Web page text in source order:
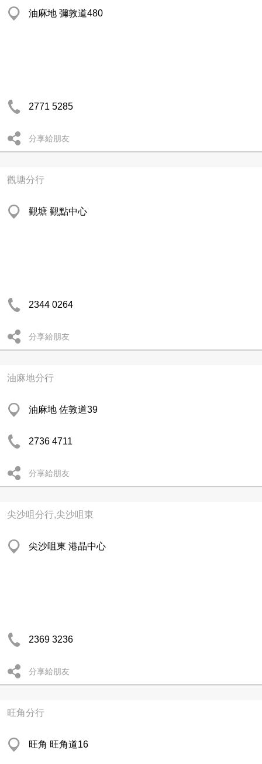
油麻地 彌敦道480
2771 5285
分享給朋友
觀塘分行
觀塘 觀點中心
2344 0264
分享給朋友
油麻地分行
油麻地 佐敦道39
2736 4711
分享給朋友
尖沙咀分行,尖沙咀東
尖沙咀東 港晶中心
2369 3236
分享給朋友
旺角分行
旺角 旺角道16